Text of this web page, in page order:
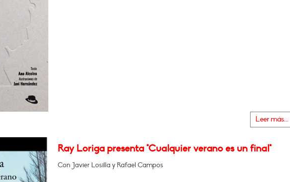
Leer más...
Ray Loriga presenta "Cualquier verano es un final"
Con Javier Losilla y Rafael Campos